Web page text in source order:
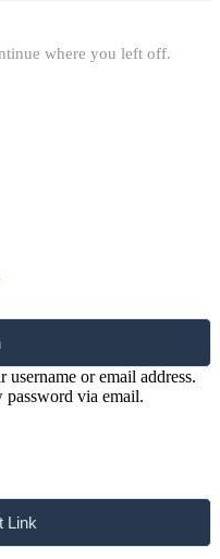
where you left off.
username or email address.
via email.
Link